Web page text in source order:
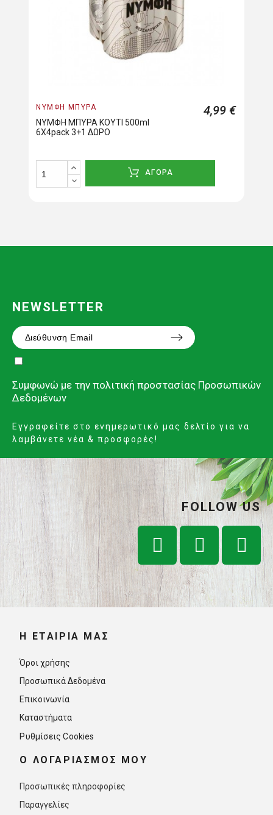
ΝΥΜΦΗ ΜΠΥΡΑ
ΝΥΜΦΗ ΜΠΥΡΑ ΚΟΥΤΙ 500ml
6Χ4pack 3+1 ΔΩΡΟ
4,99 €
ΑΓΟΡΑ
NEWSLETTER
Συμφωνώ με την πολιτική προστασίας Προσωπικών
Δεδομένων
Εγγραφείτε στο ενημερωτικό μας δελτίο για να
λαμβάνετε νέα & προσφορές!
FOLLOW US
Η ΕΤΑΙΡΊΑ ΜΑΣ
Όροι χρήσης
Προσωπικά Δεδομένα
Επικοινωνία
Καταστήματα
Ρυθμίσεις Cookies
O ΛΟΓΑΡΙΑΣΜΟΣ ΜΟΥ
Προσωπικές πληροφορίες
Παραγγελίες